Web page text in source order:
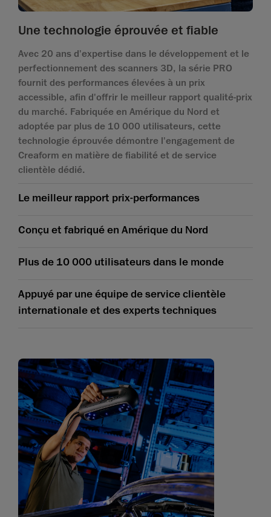
Une technologie éprouvée et fiable
Avec 20 ans d'expertise dans le développement et le
perfectionnement des scanners 3D, la série PRO
fournit des performances élevées à un prix
accessible, afin d'offrir le meilleur rapport qualité-prix
du marché. Fabriquée en Amérique du Nord et
adoptée par plus de 10 000 utilisateurs, cette
technologie éprouvée démontre l'engagement de
Creaform en matière de fiabilité et de service
clientèle dédié.
Le meilleur rapport prix-performances
Conçu et fabriqué en Amérique du Nord
Plus de 10 000 utilisateurs dans le monde
Appuyé par une équipe de service clientèle
internationale et des experts techniques